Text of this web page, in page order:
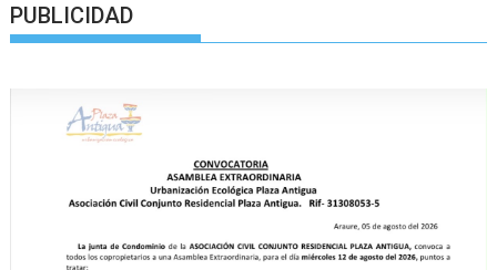
PUBLICIDAD